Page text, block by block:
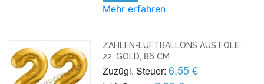
Mehr erfahren
ZAHLEN-LUFTBALLONS AUS FOLIE,
22, GOLD, 86 CM
Zuzügl. Steuer: 6,55 €